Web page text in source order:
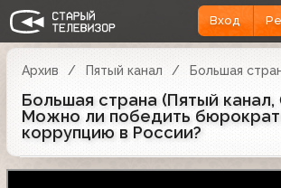
Вход
Архив Пятый канал Большая
Большая страна (Пятый
Можно ли победить
коррупцию в России?